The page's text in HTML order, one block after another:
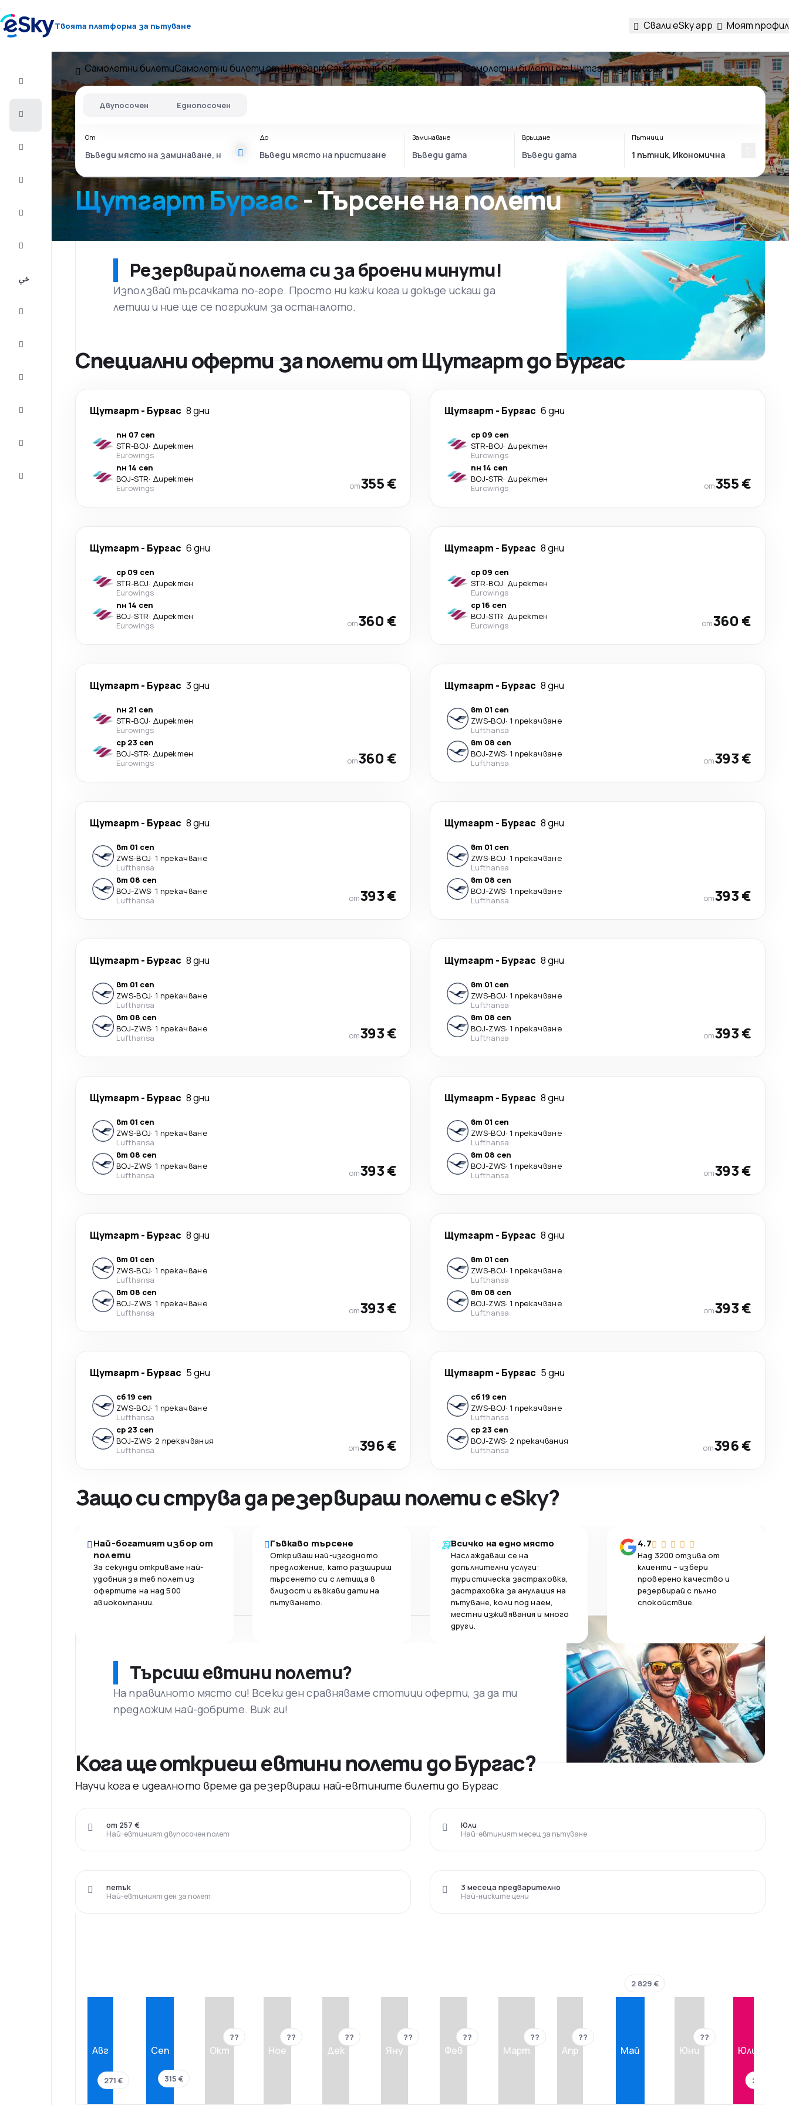
Твоята платформа за пътуване Свали eSky app Моят профил
Полет+Хотел
Самолетни
билети
Почивки
Самолетни билетиСамолетни билети от ЩутгартСамолетни билети до БургасСамолетни билети от Щутгарт до Бургас
Щутгарт Бургас- Търсене на полети
Двупосочен Еднопосочен
От До Заминаване Връщане Пътници
Резервирай полета си за броени минути!
Използвай търсачката по-горе. Просто ни кажи кога и докъде искаш да
летиш и ние ще се погрижим за останалото.
Специални оферти за полети от Щутгарт до Бургас
Щутгарт - Бургас 8 дни
пн 07 сеп
STR-BOJ· Директен
Eurowings
пн 14 сеп
BOJ-STR· Директен
Eurowings
от355 €
Щутгарт - Бургас 6 дни
ср 09 сеп
STR-BOJ· Директен
Eurowings
пн 14 сеп
BOJ-STR· Директен
Eurowings
от355 €
Щутгарт - Бургас 6 дни
ср 09 сеп
STR-BOJ· Директен
Eurowings
пн 14 сеп
BOJ-STR· Директен
Eurowings
от360 €
Щутгарт - Бургас 8 дни
ср 09 сеп
STR-BOJ· Директен
Eurowings
ср 16 сеп
BOJ-STR· Директен
Eurowings
от360 €
Щутгарт - Бургас 3 дни
пн 21 сеп
STR-BOJ· Директен
Eurowings
ср 23 сеп
BOJ-STR· Директен
Eurowings
от360 €
Щутгарт - Бургас 8 дни
вт 01 сеп
ZWS-BOJ· 1 прекачване
Lufthansa
вт 08 сеп
BOJ-ZWS· 1 прекачване
Lufthansa
от393 €
Щутгарт - Бургас 8 дни
вт 01 сеп
ZWS-BOJ· 1 прекачване
Lufthansa
вт 08 сеп
BOJ-ZWS· 1 прекачване
Lufthansa
от393 €
Щутгарт - Бургас 8 дни
вт 01 сеп
ZWS-BOJ· 1 прекачване
Lufthansa
вт 08 сеп
BOJ-ZWS· 1 прекачване
Lufthansa
от393 €
Щутгарт - Бургас 8 дни
вт 01 сеп
ZWS-BOJ· 1 прекачване
Lufthansa
вт 08 сеп
BOJ-ZWS· 1 прекачване
Lufthansa
от393 €
Щутгарт - Бургас 8 дни
вт 01 сеп
ZWS-BOJ· 1 прекачване
Lufthansa
вт 08 сеп
BOJ-ZWS· 1 прекачване
Lufthansa
от393 €
Щутгарт - Бургас 8 дни
вт 01 сеп
ZWS-BOJ· 1 прекачване
Lufthansa
вт 08 сеп
BOJ-ZWS· 1 прекачване
Lufthansa
от393 €
Щутгарт - Бургас 8 дни
вт 01 сеп
ZWS-BOJ· 1 прекачване
Lufthansa
вт 08 сеп
BOJ-ZWS· 1 прекачване
Lufthansa
от393 €
Щутгарт - Бургас 8 дни
вт 01 сеп
ZWS-BOJ· 1 прекачване
Lufthansa
вт 08 сеп
BOJ-ZWS· 1 прекачване
Lufthansa
от393 €
Щутгарт - Бургас 8 дни
вт 01 сеп
ZWS-BOJ· 1 прекачване
Lufthansa
вт 08 сеп
BOJ-ZWS· 1 прекачване
Lufthansa
от393 €
Щутгарт - Бургас 5 дни
сб 19 сеп
ZWS-BOJ· 1 прекачване
Lufthansa
ср 23 сеп
BOJ-ZWS· 2 прекачвания
Lufthansa
от396 €
Щутгарт - Бургас 5 дни
сб 19 сеп
ZWS-BOJ· 1 прекачване
Lufthansa
ср 23 сеп
BOJ-ZWS· 2 прекачвания
Lufthansa
от396 €
Защо си струва да резервираш полети с eSky?
Най-богатият избор от
полети
За секунди откриваме най-
удобния за теб полет из
офертите на над 500
авиокомпании.
Гъвкаво търсене
Откриваш най-изгодното
предложение, като разшириш
търсенето си с летища в
близост и гъвкави дати на
пътуването.
Всичко на едно място
Наслаждаваш се на
допълнителни услуги:
туристическа застраховка,
застраховка за анулация на
пътуване, коли под наем,
местни изживявания и много
други.
4.7
Над 3200 отзива от
клиенти – избери
проверено качество и
резервирай с пълно
спокойствие.
Търсиш евтини полети?
На правилното място си! Всеки ден сравняваме стотици оферти, за да ти
предложим най-добрите. Виж ги!
Кога ще откриеш евтини полети до Бургас?
Научи кога е идеалното време да резервираш най-евтините билети до Бургас
Най-евтиният двупосочен полет
от 257 €
Най-евтиният месец за пътуване
Юли
Най-евтиният ден за полет
петък
Най-ниските цени
3 месеца предварително
Авг
271 €
Сеп
315 €
Окт
??
Ное
??
Дек
??
Яну
??
Фев
??
Март
??
Апр
??
Май
2 829 €
Юни
??
Юли
257 €